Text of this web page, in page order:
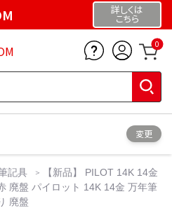
詳しくは
こちら
0
変更
記具
【新品】 PILOT 14K 14金
廃盤 パイロット 14K 14金 万年筆
廃盤